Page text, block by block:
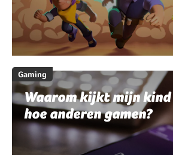
Gaming
Waarom kijkt mijn
hoe anderen gamen?